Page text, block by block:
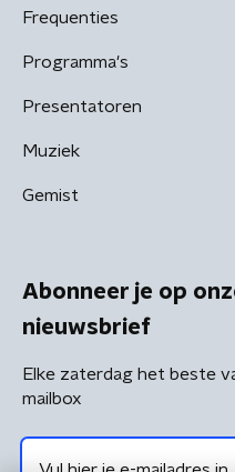
Frequenties
Programma's
Presentatoren
Muziek
Gemist
Abonneer je op
nieuwsbrief
Elke zaterdag het beste
mailbox